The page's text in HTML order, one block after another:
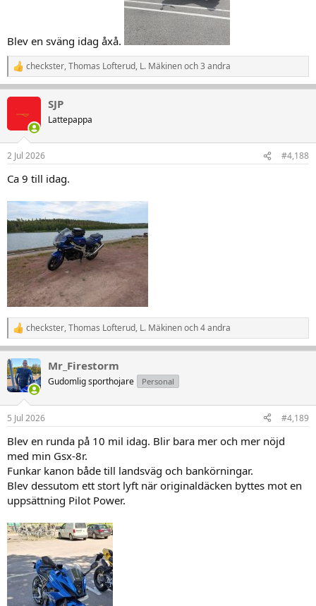
Blev en sväng idag åxå.
R
e
a
e
:
checkster,Thomas Lofterud, L. Mäkinenoch 3 andra
SJP
Lattepappa
2 Jul 2026 #4,188
Ca 9 till idag.
R
e
k
t
i
e
:
checkster,Thomas Lofterud, L. Mäkinenoch 4 andra
Mr_Firestorm
Gudomlig sporthojare Personal
5 Jul 2026 #4,189
Blev en runda på 10 mil idag. Blir bara mer och mer nöjd
med min Gsx-8r.
Funkar kanon både till landsväg och bankörningar.
Blev dessutom ett stort lyft när originaldäcken byttes mot en
uppsättning Pilot Power.